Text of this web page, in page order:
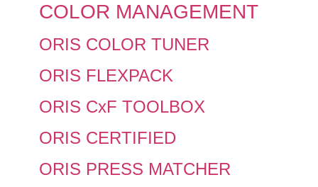
COLOR MANAGEMENT
ORIS COLOR TUNER
ORIS FLEXPACK
ORIS CxF TOOLBOX
ORIS CERTIFIED
ORIS PRESS MATCHER